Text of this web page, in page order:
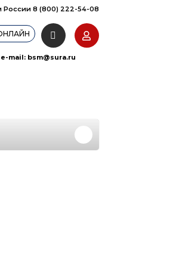
России 8 (800) 222-54-08
mail: bsm@sura.ru